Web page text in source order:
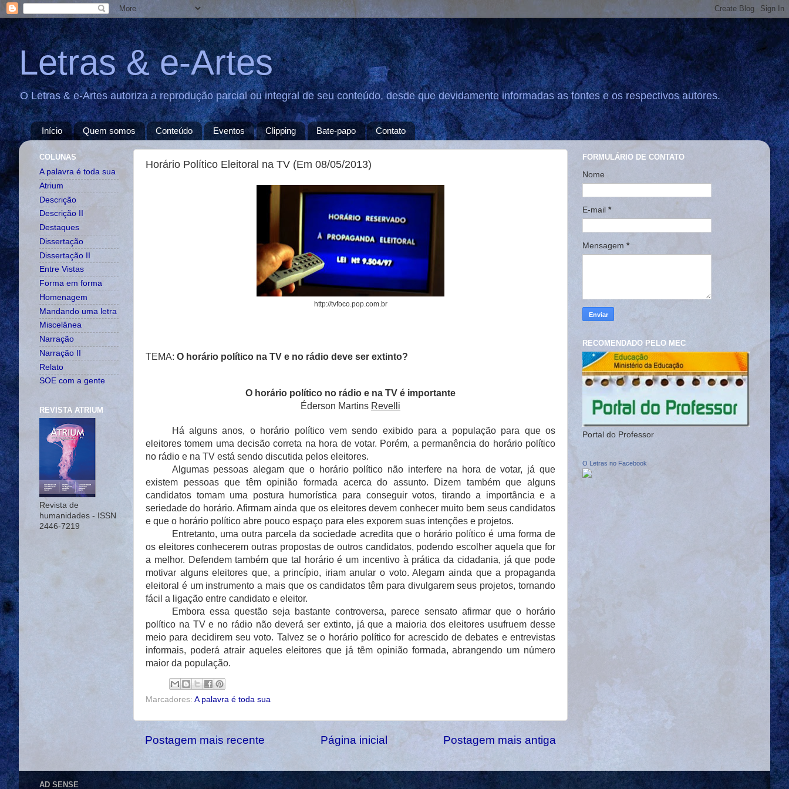
Letras & e-Artes
O Letras & e-Artes autoriza a reprodução parcial ou integral de seu conteúdo, desde que devidamente informadas as fontes e os respectivos autores.
Início Quem somos Conteúdo Eventos Clipping Bate-papo Contato
Horário Político Eleitoral na TV (Em 08/05/2013)
http://tvfoco.pop.com.br
TEMA: O horário político na TV e no rádio deve ser extinto?
O horário político no rádio e na TV é importante
Éderson Martins Revelli
Há alguns anos, o horário político vem sendo exibido para a população para que os
eleitores tomem uma decisão correta na hora de votar. Porém, a permanência do horário político
no rádio e na TV está sendo discutida pelos eleitores.
Algumas pessoas alegam que o horário político não interfere na hora de votar, já que
existem pessoas que têm opinião formada acerca do assunto. Dizem também que alguns
candidatos tomam uma postura humorística para conseguir votos, tirando a importância e a
seriedade do horário. Afirmam ainda que os eleitores devem conhecer muito bem seus candidatos
e que o horário político abre pouco espaço para eles exporem suas intenções e projetos.
Entretanto, uma outra parcela da sociedade acredita que o horário político é uma forma de
os eleitores conhecerem outras propostas de outros candidatos, podendo escolher aquela que for
a melhor. Defendem também que tal horário é um incentivo à prática da cidadania, já que pode
motivar alguns eleitores que, a princípio, iriam anular o voto. Alegam ainda que a propaganda
eleitoral é um instrumento a mais que os candidatos têm para divulgarem seus projetos, tornando
fácil a ligação entre candidato e eleitor.
Embora essa questão seja bastante controversa, parece sensato afirmar que o horário
político na TV e no rádio não deverá ser extinto, já que a maioria dos eleitores usufruem desse
meio para decidirem seu voto. Talvez se o horário político for acrescido de debates e entrevistas
informais, poderá atrair aqueles eleitores que já têm opinião formada, abrangendo um número
maior da população.
Marcadores: A palavra é toda sua
Postagem mais recente Postagem mais antiga
Página inicial
COLUNAS
A palavra é toda sua
Atrium
Descrição
Descrição II
Destaques
Dissertação
Dissertação II
Entre Vistas
Forma em forma
Homenagem
Mandando uma letra
Miscelânea
Narração
Narração II
Relato
SOE com a gente
REVISTA ATRIUM
Revista de
humanidades - ISSN
2446-7219
FORMULÁRIO DE CONTATO
Nome
E-mail *
Mensagem *
RECOMENDADO PELO MEC
Portal do Professor
O Letras no Facebook
AD SENSE